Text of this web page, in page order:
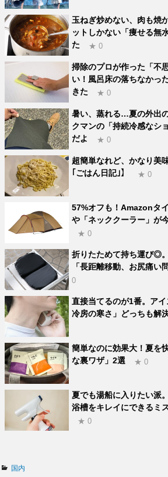
玉ねぎ炒めない、肉も焼
ットしかない「痩せる無
た
★ 0
掃除のプロが作った「不
い！風呂床の落ちなかっ
きた
★ 0
暑い、蒸れる…夏の外出
クマンの「持続冷感なシ
だよ
★ 0
超簡単なれど、かなり美
｢ごはん日記｣】
★ 0
57%オフも！Amazonタ
や「ネッククーラー」が
★ 0
折りたためて持ち運び◎
「長距離移動、お尻痛い
0
直接当てるのが1番。ア
冷房の寒さ」どっちも解
簡単なのに効果大！夏を
な裏ワザ」2選
★ 0
夏でも湯船に入りたい派
浴槽をキレイにできるミ
★ 0
カ
国内